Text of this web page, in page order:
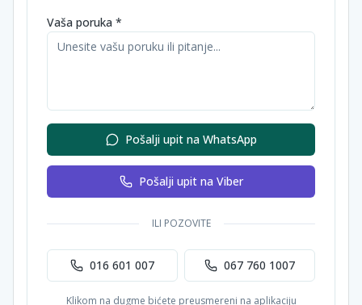
Vaša poruka *
Pošalji upit na WhatsApp
Pošalji upit na Viber
ILI POZOVITE
016 601 007 067 760 1007
Klikom na dugme bićete preusmereni na aplikaciju